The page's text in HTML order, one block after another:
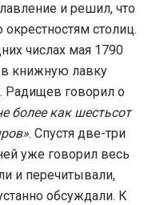
и решил, что
окрестностям столиц.
числах мая 1790
в книжную лавку
Радищев говорил о
более как шестьсот
. Спустя две-три
уже говорил весь
и перечитывали,
обсуждали. К